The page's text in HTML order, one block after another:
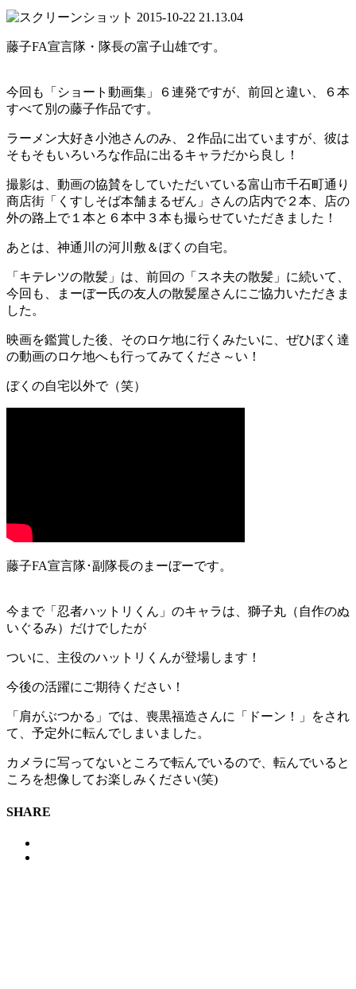
藤子FA宣言隊・隊長の富子山雄です。
今回も「ショート動画集」６連発ですが、前回と違い、６本
すべて別の藤子作品です。
ラーメン大好き小池さんのみ、２作品に出ていますが、彼は
そもそもいろいろな作品に出るキャラだから良し！
撮影は、動画の協賛をしていただいている富山市千石町通り
商店街「くすしそば本舗まるぜん」さんの店内で２本、店の
外の路上で１本と６本中３本も撮らせていただきました！
あとは、神通川の河川敷＆ぼくの自宅。
「キテレツの散髪」は、前回の「スネ夫の散髪」に続いて、
今回も、まーぼー氏の友人の散髪屋さんにご協力いただきま
した。
映画を鑑賞した後、そのロケ地に行くみたいに、ぜひぼく達
の動画のロケ地へも行ってみてくださ～い！
ぼくの自宅以外で（笑）
藤子FA宣言隊･副隊長のまーぼーです。
今まで「忍者ハットリくん」のキャラは、獅子丸（自作のぬ
いぐるみ）だけでしたが
ついに、主役のハットリくんが登場します！
今後の活躍にご期待ください！
「肩がぶつかる」では、喪黒福造さんに「ドーン！」をされ
て、予定外に転んでしまいました。
カメラに写ってないところで転んでいるので、転んでいると
ころを想像してお楽しみください(笑)
SHARE